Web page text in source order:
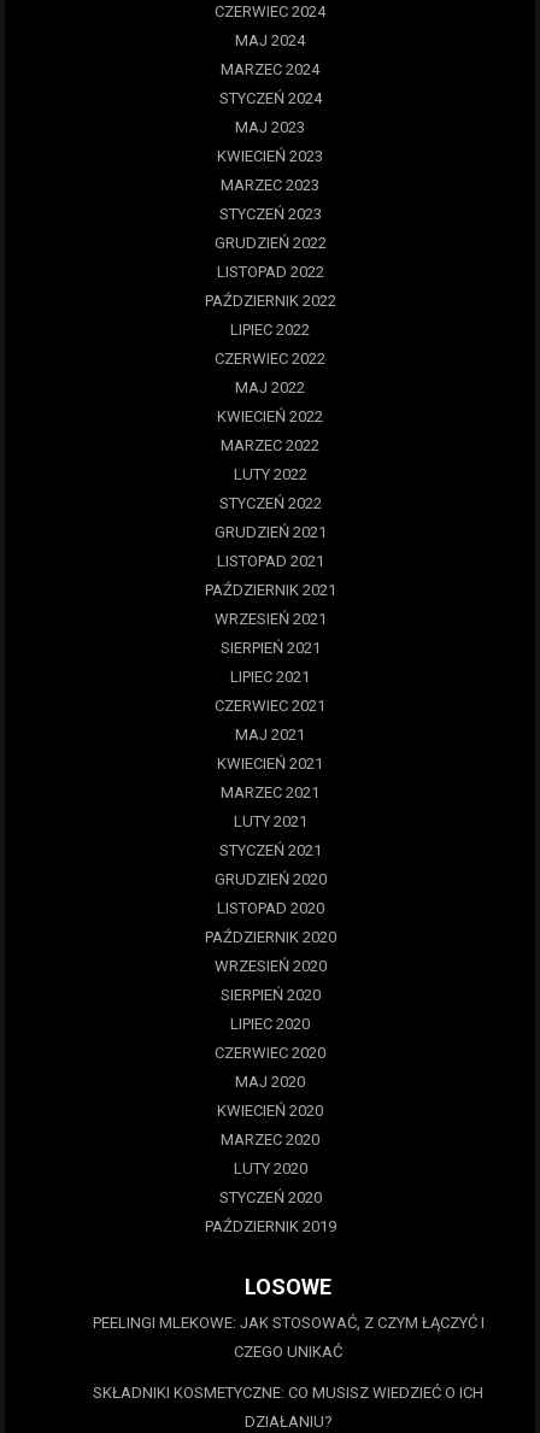
CZERWIEC 2024
MAJ 2024
MARZEC 2024
STYCZEŃ 2024
MAJ 2023
KWIECIEŃ 2023
MARZEC 2023
STYCZEŃ 2023
GRUDZIEŃ 2022
LISTOPAD 2022
PAŹDZIERNIK 2022
LIPIEC 2022
CZERWIEC 2022
MAJ 2022
KWIECIEŃ 2022
MARZEC 2022
LUTY 2022
STYCZEŃ 2022
GRUDZIEŃ 2021
LISTOPAD 2021
PAŹDZIERNIK 2021
WRZESIEŃ 2021
SIERPIEŃ 2021
LIPIEC 2021
CZERWIEC 2021
MAJ 2021
KWIECIEŃ 2021
MARZEC 2021
LUTY 2021
STYCZEŃ 2021
GRUDZIEŃ 2020
LISTOPAD 2020
PAŹDZIERNIK 2020
WRZESIEŃ 2020
SIERPIEŃ 2020
LIPIEC 2020
CZERWIEC 2020
MAJ 2020
KWIECIEŃ 2020
MARZEC 2020
LUTY 2020
STYCZEŃ 2020
PAŹDZIERNIK 2019
LOSOWE
PEELINGI MLEKOWE: JAK STOSOWAĆ, Z CZYM ŁĄCZYĆ I
CZEGO UNIKAĆ
SKŁADNIKI KOSMETYCZNE: CO MUSISZ WIEDZIEĆ O ICH
DZIAŁANIU?